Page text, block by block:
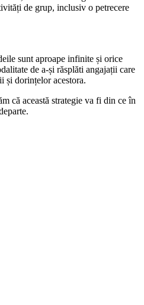
de grup, inclusiv o petrecere
sunt aproape infinite și orice
de a-și răsplăti angajații care
și dorințelor acestora.
că această strategie va fi din ce în